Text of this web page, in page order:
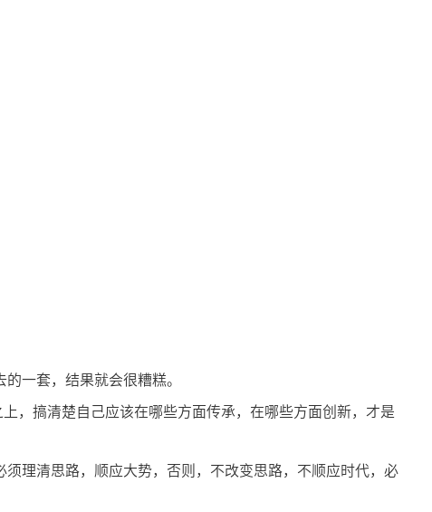
一套，结果就会很糟糕。
，搞清楚自己应该在哪些方面传承，在哪些方面创新，才是
理清思路，顺应大势，否则，不改变思路，不顺应时代，必